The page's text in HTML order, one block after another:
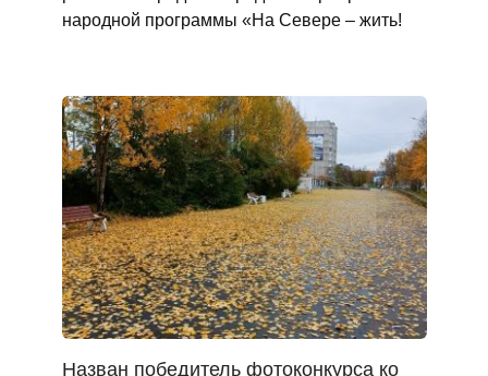
народной программы «На Севере – жить!
Назван победитель фотоконкурса ко